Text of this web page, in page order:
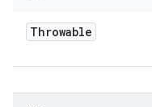
Throwable